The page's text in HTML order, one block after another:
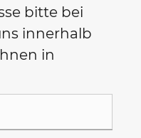
bitte bei
innerhalb
in